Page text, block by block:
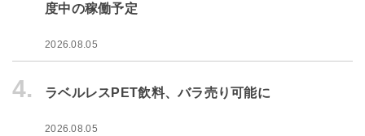
度中の稼働予定
2026.08.05
4. ラベルレスPET飲料、バラ売り可能に
2026.08.05